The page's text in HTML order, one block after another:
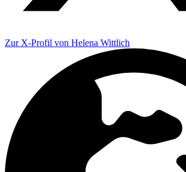
Zur X-Profil von Helena Wittlich